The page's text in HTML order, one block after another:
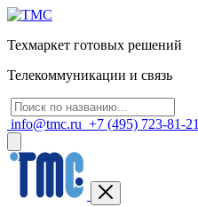
Техмаркет готовых решений
Телекоммуникации и связь
info@tmc.ru +7 (495) 723-81-21